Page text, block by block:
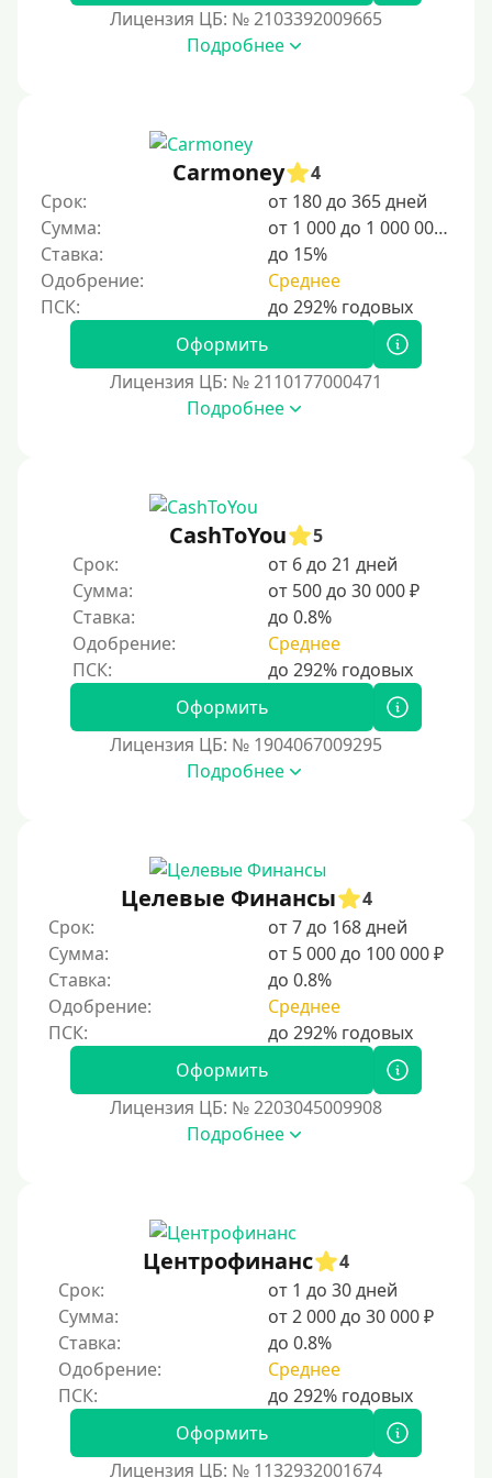
Для граждан СНГ
300 руб
400 руб
500 руб
1000 руб
6000 руб
7000 руб
8000 руб
9000 руб
12000 руб
30000 руб на год
35000 руб
40000 руб
50000 руб
60000 руб
70000 руб
250000 руб
300000 руб
500000 руб
1000000 руб
Лицензия ЦБ: № 2103392009665
Подробнее
Carmoney
4
Срок:
от 180 до 365 дней
Сумма:
от 1 000 до 1 000 000 ₽
Ставка:
до 15%
Одобрение:
Среднее
Оформить
Лицензия ЦБ: № 2110177000471
Подробнее
CashToYou
5
Срок:
от 6 до 21 дней
Сумма:
от 500 до 30 000 ₽
Ставка:
до 0.8%
Одобрение:
Среднее
Оформить
Лицензия ЦБ: № 1904067009295
Подробнее
Целевые Финансы
4
Срок:
от 7 до 168 дней
Сумма:
от 5 000 до 100 000 ₽
Ставка:
до 0.8%
Одобрение:
Среднее
Оформить
Лицензия ЦБ: № 2203045009908
Подробнее
Центрофинанс
4
Срок:
от 1 до 30 дней
Сумма:
от 2 000 до 30 000 ₽
Ставка:
до 0.8%
Одобрение:
Среднее
Оформить
Лицензия ЦБ: № 1132932001674